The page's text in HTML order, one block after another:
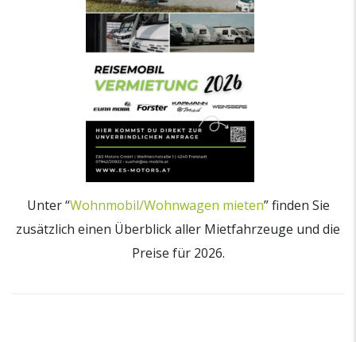
Unter “Wohnmobil/Wohnwagen mieten” finden Sie
zusätzlich einen Überblick aller Mietfahrzeuge und die
Preise für 2026.